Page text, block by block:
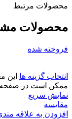
محصولات مرتبط
محصولات
فروخته شده
انتخاب گزینه ها این
ممکن است در صفحه
نمایش سریع
مقايسه
افزودن به علاقه